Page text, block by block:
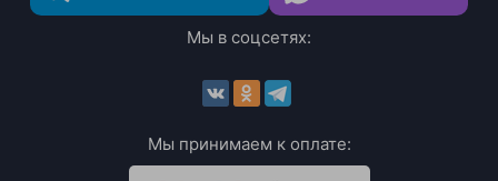
Мы в соцсетях:
Мы принимаем к оплате: